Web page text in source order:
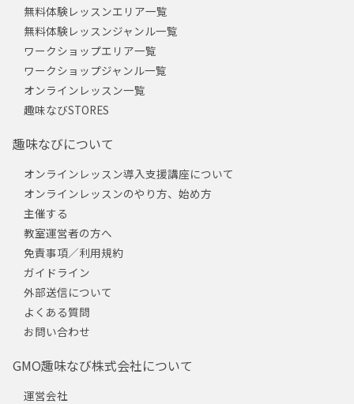
無料体験レッスンエリア一覧
無料体験レッスンジャンル一覧
ワークショップエリア一覧
ワークショップジャンル一覧
オンラインレッスン一覧
趣味なびSTORES
趣味なびについて
オンラインレッスン導入支援講座について
オンラインレッスンのやり方、始め方
主催する
教室運営者の方へ
免責事項／利用規約
ガイドライン
外部送信について
よくある質問
お問い合わせ
GMO趣味なび株式会社について
運営会社